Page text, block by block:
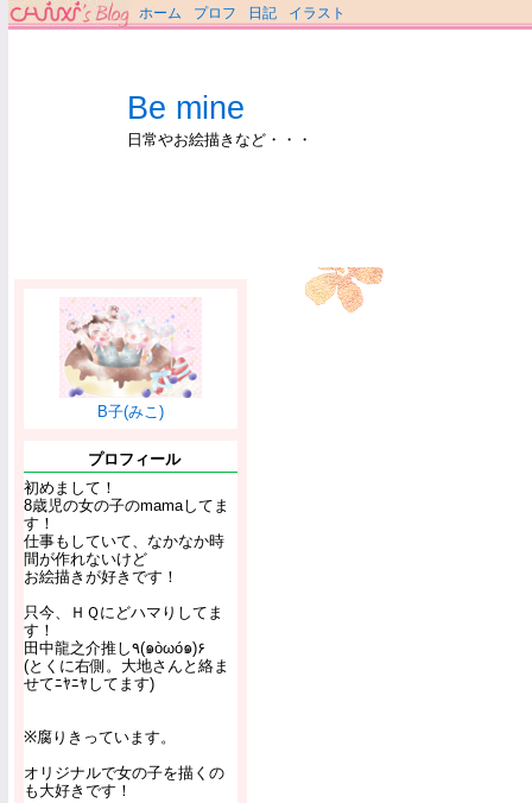
ホーム プロフ 日記 イラスト
Be mine
日常やお絵描きなど・・・
B子(みこ)
プロフィール
初めまして！
8歳児の女の子のmamaしてま
す！
仕事もしていて、なかなか時
間が作れないけど
お絵描きが好きです！
只今、ＨＱにどハマりしてま
す！
田中龍之介推し٩(๑òωó๑)۶
(とくに右側。大地さんと絡ま
せてﾆﾔﾆﾔしてます)
※腐りきっています。
オリジナルで女の子を描くの
も大好きです！